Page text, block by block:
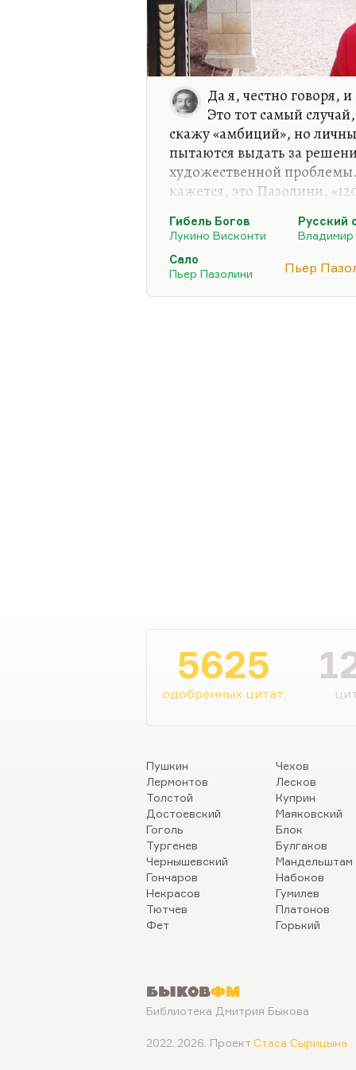
Да я, честно говоря,
Это тот самый
скажу «амбиций», но
пытаются выдать за
художественной
кажется, это Пазолини,
собственного
сцены, а пытается это
быть, оно так и есть. Но
«Гибель богов», а «120
Гибель Богов
Лукино Висконти
Русский
Владимир
Сало
Пьер Пазолини
Пьер
5625
одобренных цитат
Пушкин
Лермонтов
Толстой
Достоевский
Гоголь
Тургенев
Чернышевский
Гончаров
Некрасов
Тютчев
Фет
Чехов
Лесков
Куприн
Маяковский
Блок
Булгаков
Мандельштам
Набоков
Гумилев
Платонов
Горький
БыковФМ
Библиотека Дмитрия Быкова
2022..2026. Проект Стаса Сырицына